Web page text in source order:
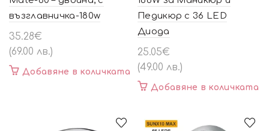
възглавничка-180w
35.28€
(69.00 лв.)
Добавяне в количката
Педикюр с 36 LED
Диода
25.05€
(49.00 лв.)
Добавяне в количката